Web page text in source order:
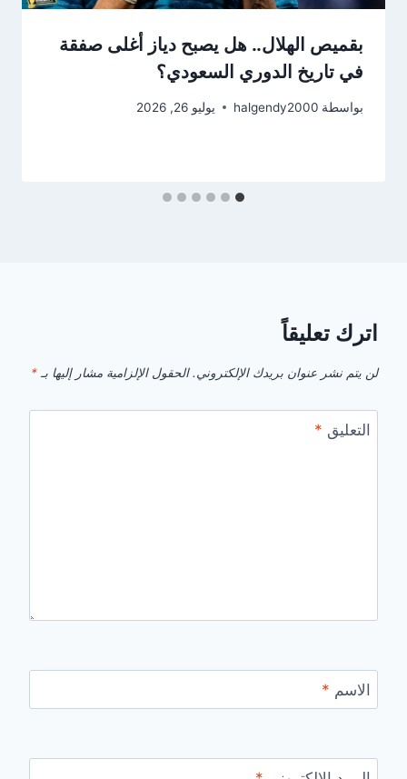
بقميص الهلال.. هل يصبح دياز أغلى صفقة
في تاريخ الدوري السعودي؟
بواسطة halgendy2000 يوليو 26, 2026
اترك تعليقاً
لن يتم نشر عنوان بريدك الإلكتروني. الحقول الإلزامية مشار إليها بـ *
التعليق *
الاسم *